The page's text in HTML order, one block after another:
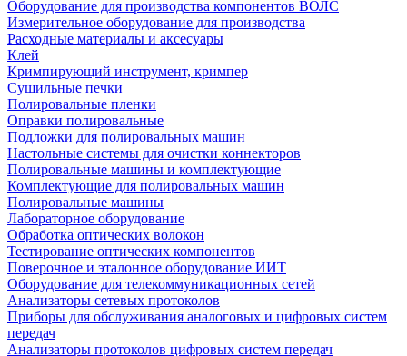
Оборудование для производства компонентов ВОЛС
Измерительное оборудование для производства
Расходные материалы и аксесуары
Клей
Кримпирующий инструмент, кримпер
Сушильные печки
Полировальные пленки
Оправки полировальные
Подложки для полировальных машин
Настольные системы для очистки коннекторов
Полировальные машины и комплектующие
Комплектующие для полировальных машин
Полировальные машины
Лабораторное оборудование
Обработка оптических волокон
Тестирование оптических компонентов
Поверочное и эталонное оборудование ИИТ
Оборудование для телекоммуникационных сетей
Анализаторы сетевых протоколов
Приборы для обслуживания аналоговых и цифровых систем
передач
Анализаторы протоколов цифровых систем передач